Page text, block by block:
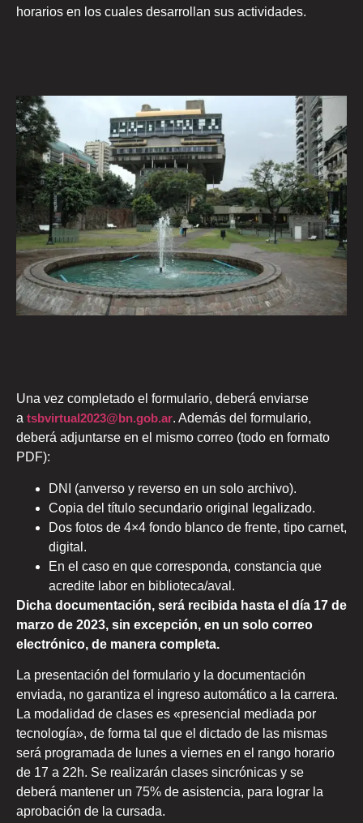
horarios en los cuales desarrollan sus actividades.
Una vez completado el formulario, deberá enviarse
a tsbvirtual2023@bn.gob.ar. Además del formulario,
deberá adjuntarse en el mismo correo (todo en formato
PDF):
DNI (anverso y reverso en un solo archivo).
Copia del título secundario original legalizado.
Dos fotos de 4×4 fondo blanco de frente, tipo carnet,
digital.
En el caso en que corresponda, constancia que
acredite labor en biblioteca/aval.
Dicha documentación, será recibida hasta el día 17 de
marzo de 2023, sin excepción, en un solo correo
electrónico, de manera completa.
La presentación del formulario y la documentación
enviada, no garantiza el ingreso automático a la carrera.
La modalidad de clases es «presencial mediada por
tecnología», de forma tal que el dictado de las mismas
será programada de lunes a viernes en el rango horario
de 17 a 22h. Se realizarán clases sincrónicas y se
deberá mantener un 75% de asistencia, para lograr la
aprobación de la cursada.